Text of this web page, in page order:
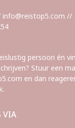
info@reistop5.com //
persoon én
Stuur een
en dan
VIA